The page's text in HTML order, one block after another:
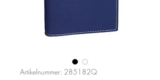
Artikelnummer: 285182Q